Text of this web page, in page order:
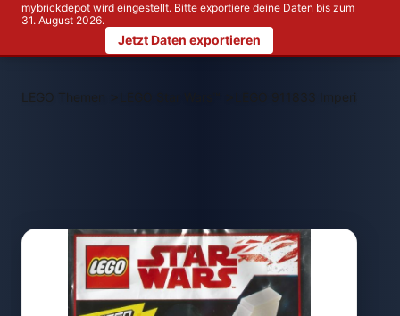
mybrickdepot wird eingestellt. Bitte exportiere deine Daten bis zum
31. August 2026.
Jetzt Daten exportieren
LEGO Themen > LEGO 911833 Imperial